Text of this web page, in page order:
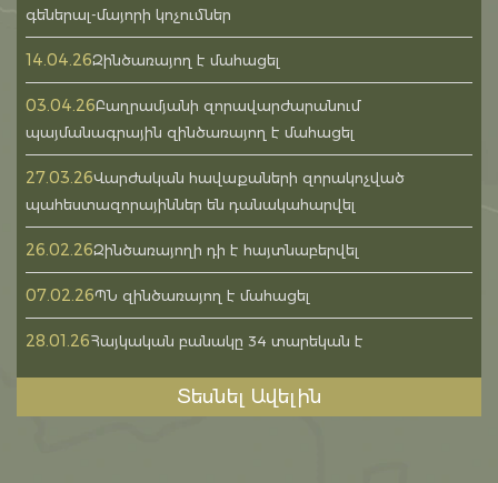
գեներալ-մայորի կոչումներ
14.04.26Զինծառայող է մահացել
03.04.26Բաղրամյանի զորավարժարանում
պայմանագրային զինծառայող է մահացել
27.03.26Վարժական հավաքաների զորակոչված
պահեստազորայիններ են դանակահարվել
26.02.26Զինծառայողի դի է հայտնաբերվել
07.02.26ՊՆ զինծառայող է մահացել
28.01.26Հայկական բանակը 34 տարեկան է
Տեսնել Ավելին